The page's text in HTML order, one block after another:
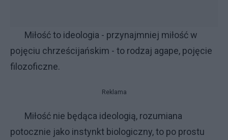
Miłość to ideologia - przynajmniej miłość w
pojęciu chrześcijańskim - to rodzaj agape, pojęcie
filozoficzne.
Reklama
Miłość nie będąca ideologią, rozumiana
potocznie jako instynkt biologiczny, to po prostu